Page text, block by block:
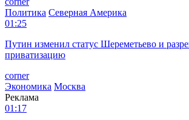
Политика Северная Америка
01:25
Путин изменил статус Шереметьево и
приватизацию
corner
Экономика Москва
Реклама
01:17